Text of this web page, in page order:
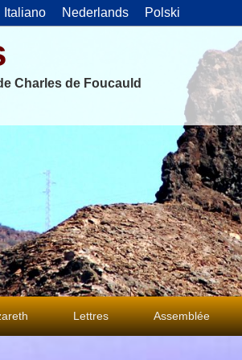
Italiano Nederlands Polski
Charles de Foucauld
Lettres Assemblée